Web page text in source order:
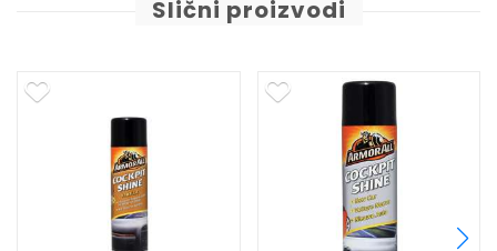
Slični proizvodi